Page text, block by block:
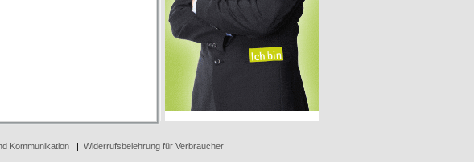
Kommunikation| Widerrufsbelehrung für Verbraucher